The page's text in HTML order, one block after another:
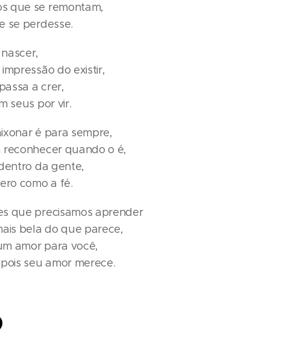
que se remontam,
se perdesse.
do existir,
a crer,
seus por vir.
é para sempre,
quando o é,
da gente,
como a fé.
que precisamos aprender
bela do que parece,
amor para você,
seu amor merece.